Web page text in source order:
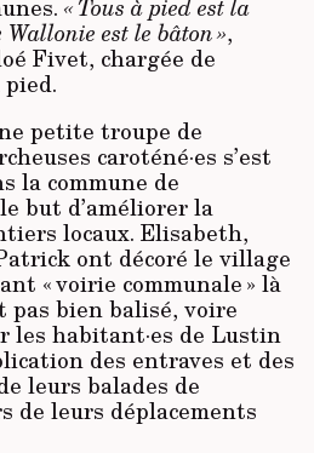
« Tous à pied est la
est le bâton »,
Fivet, chargée de
petite troupe de
caroténé·es s’est
la commune de
but d’améliorer la
locaux. Elisabeth,
ont décoré le village
« voirie communale » là
pas bien balisé, voire
les habitant·es de Lustin
des entraves et des
leurs balades de
de leurs déplacements